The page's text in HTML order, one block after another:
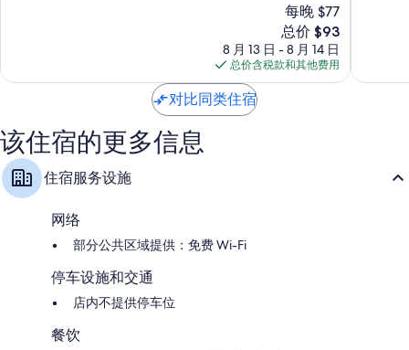
以，
点
评
每晚 $77
新
价
格
$93
总价 $93
8 月 13 日 - 8 月 14 日
总价含税款和其他费用
1,369
对比同类住宿
该住宿的更多信息
住宿服务设施
网络
部分公共区域提供：免费 Wi-Fi
停车设施和交通
店内不提供停车位
餐饮